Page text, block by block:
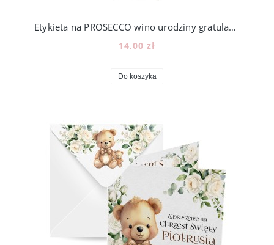
Etykieta na PROSECCO wino urodziny gratulacje dzień mamy babci TWÓJ TEKST, kreator
14,00 zł
Do koszyka